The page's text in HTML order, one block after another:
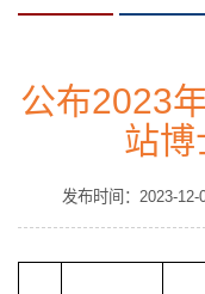
公布2023
站博
发布时间：2023-